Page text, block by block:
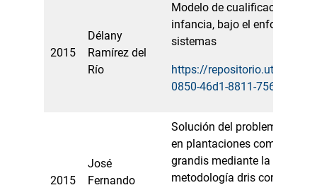
2015
Délany
Ramírez del
Río
Modelo de cualificación de
infancia, bajo el enfoque de
sistemas
https://
0850-46d1-8811-
2015
José
Fernando
Solución del problema de
en plantaciones comerciales
grandis mediante la
metodología dris con